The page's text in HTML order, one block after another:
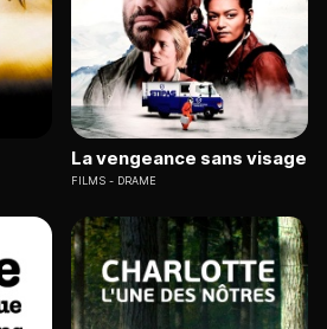
La vengeance sans visage
FILMS DRAME